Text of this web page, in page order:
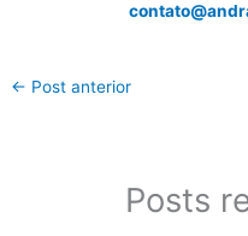
← Post anterior
Posts